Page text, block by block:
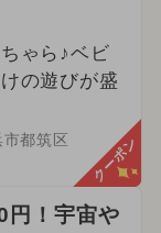
ゃら♪ベビ
の遊びが盛
都筑区 クーポン
円！宇宙や